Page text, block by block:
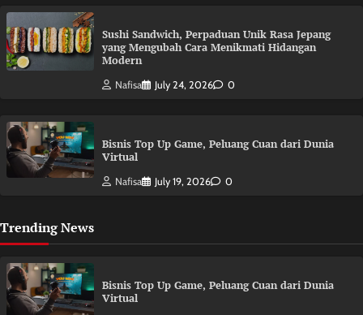
Sushi Sandwich, Perpaduan Unik Rasa Jepang
yang Mengubah Cara Menikmati Hidangan
Modern
Nafisa July 24, 2026 0
Bisnis Top Up Game, Peluang Cuan dari Dunia
Virtual
Nafisa July 19, 2026 0
Trending News
Bisnis Top Up Game, Peluang Cuan dari Dunia
Virtual